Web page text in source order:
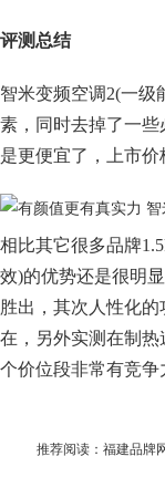
评测总结
智米变频空调2(一级
素，同时去掉了一
是更便宜了，上市价
相比其它很多品牌
效)的优势还是很明
胜出，其次人性化
在，另外实测在制
个价位段非常有竞争
推荐阅读： 福建品牌